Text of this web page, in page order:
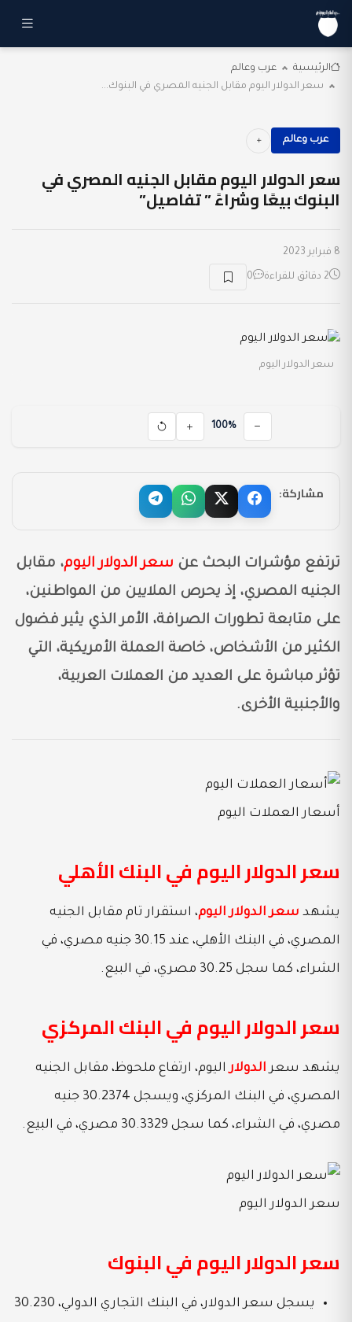
الرئيسية
عرب وعالم
سعر الدولار اليوم مقابل الجنيه المصري في البنوك...
عرب وعالم
سعر الدولار اليوم مقابل الجنيه المصري في
البنوك بيعًا وشراءً ” تفاصيل”
8 فبراير 2023
2 دقائق للقراءة 0
سعر الدولار اليوم
100%
مشاركة:
ترتفع مؤشرات البحث عن سعر الدولار اليوم، مقابل
الجنيه المصري، إذ يحرص الملايين من المواطنين،
على متابعة تطورات الصرافة، الأمر الذي يثير فضول
الكثير من الأشخاص، خاصة العملة الأمريكية، التي
تؤثر مباشرة على العديد من العملات العربية،
والأجنبية الأخرى.
أسعار العملات اليوم
سعر الدولار اليوم في البنك الأهلي
يشهد سعر الدولار اليوم، استقرار تام مقابل الجنيه
المصري، في البنك الأهلي، عند 30.15 جنيه مصري، في
الشراء، كما سجل 30.25 مصري، في البيع.
سعر الدولار اليوم في البنك المركزي
يشهد سعرالدولاراليوم، ارتفاع ملحوظ، مقابل الجنيه
المصري، في البنك المركزي، ويسجل 30.2374 جنيه
مصري، في الشراء، كما سجل 30.3329 مصري، في البيع.
سعر الدولار اليوم
سعر الدولار اليوم في البنوك
يسجل سعر الدولار، في البنك التجاري الدولي، 30.230